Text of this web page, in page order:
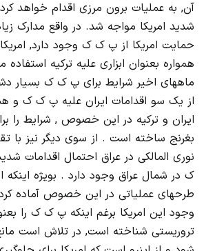
آن, به عملیات برون مرزی اقدام خواهد
شدید امریکا مواجه شد. در واقع مدارک
حمایت امریکا از پ ک ک وجود دارد,
همواره بعنوان ابزاری علیه ترکیه
ماههای اخیر شرایط برای پ ک ک بسیار
از یک سو اقدامات ایران علیه پ ک ک و
ایران و ترکیه در این خصوص , شرایط را
بغرنج ساخته است . از سوی دیگر نیز با
نوری المالکی در عراق احتمال اقدامات
ک در شمال عراق وجود دارد . بویژه اینکه
طرحهای عملیاتی در این خصوص آماده
وجود این امریکا برغم اینکه پ ک ک را
تروریستی شناخته است, در تلاش است